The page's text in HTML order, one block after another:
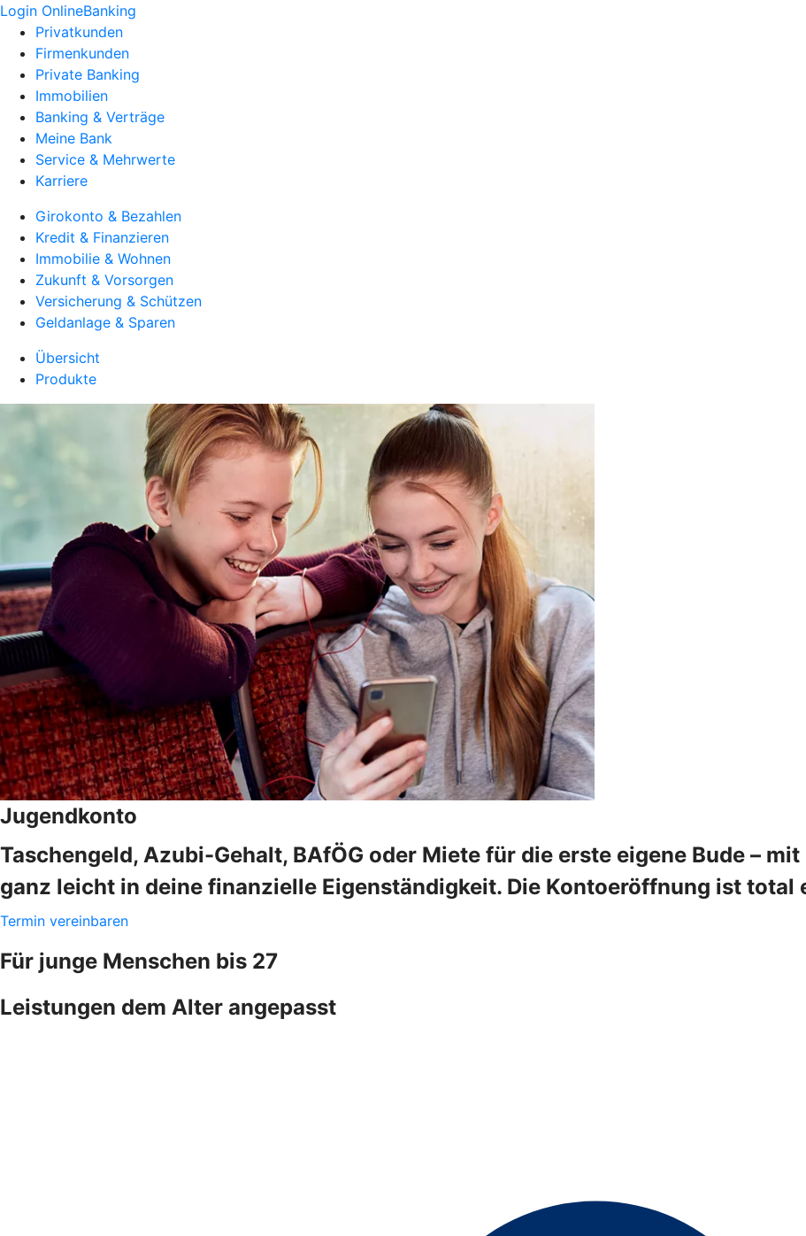
Login OnlineBanking
Privatkunden
Firmenkunden
Private Banking
Immobilien
Banking & Verträge
Meine Bank
Service & Mehrwerte
Karriere
Girokonto & Bezahlen
Kredit & Finanzieren
Immobilie & Wohnen
Zukunft & Vorsorgen
Versicherung & Schützen
Geldanlage & Sparen
Übersicht
Produkte
Jugendkonto
Taschengeld, Azubi-Gehalt, BAfÖG oder Miete für die erste eigene Bude –
ganz leicht in deine finanzielle Eigenständigkeit. Die Kontoeröffnung ist total
Termin vereinbaren
Für junge Menschen bis 27
Leistungen dem Alter angepasst